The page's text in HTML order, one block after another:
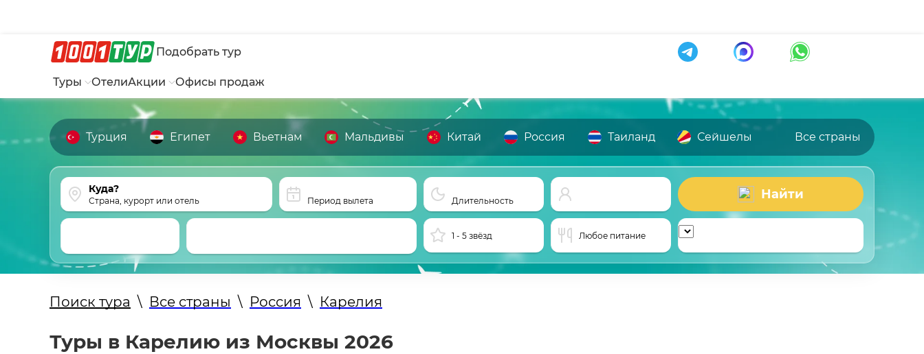
Подобрать тур
Туры ОтелиАкции Офисы продаж
Турция Египет Вьетнам Мальдивы Китай Россия Таиланд Сейшелы Все страны
Страна, курорт или отель Период вылета Длительность Найти
1 - 5 звёзд Любое питание
Поиск тура \ Все страны \ Россия \ Карелия
Туры в Карелию из Москвы 2026